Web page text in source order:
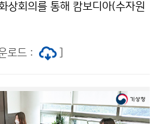
상회의를 통해 캄보디아(수자원
상기술 발전과 위험기상 대응에
를 위해 더욱 힘쓰겠습니다.
로드 :